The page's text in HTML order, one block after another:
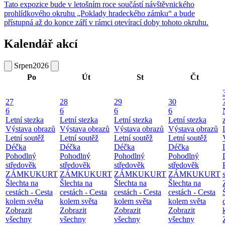
Tato expozice bude v letošním roce součástí návštěvnického
prohlídkového okruhu „Poklady hradeckého zámku“ a bude
přístupná až do konce září v rámci otevírací doby tohoto okruhu.
Kalendář akcí
Srpen2026
Po
Út St Čt
27
6
Letní stezka
Výstava obrazů
Letní soutěž
Déčka
Pohodlný
středověk
ZÁMKUKURT
Šlechta na
cestách - Cesta
kolem světa
Zobrazit
všechny
28
6
Letní stezka
Výstava obrazů
Letní soutěž
Déčka
Pohodlný
středověk
ZÁMKUKURT
Šlechta na
cestách - Cesta
kolem světa
Zobrazit
všechny
29
6
Letní stezka
Výstava obrazů
Letní soutěž
Déčka
Pohodlný
středověk
ZÁMKUKURT
Šlechta na
cestách - Cesta
kolem světa
Zobrazit
všechny
30
6
Letní stezka
Výstava obrazů
Letní soutěž
Déčka
Pohodlný
středověk
ZÁMKUKURT
Šlechta na
cestách - Cesta
kolem světa
Zobrazit
všechny